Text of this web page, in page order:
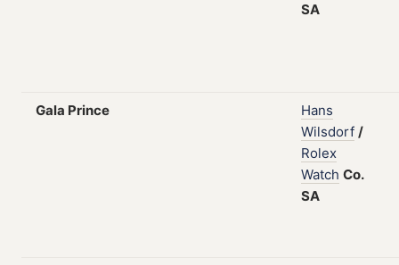
SA
Gala Prince
Hans
Wilsdorf /
Rolex
Watch Co.
SA